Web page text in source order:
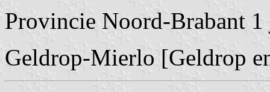
Provincie Noord-Brabant
Geldrop-Mierlo [Geldrop